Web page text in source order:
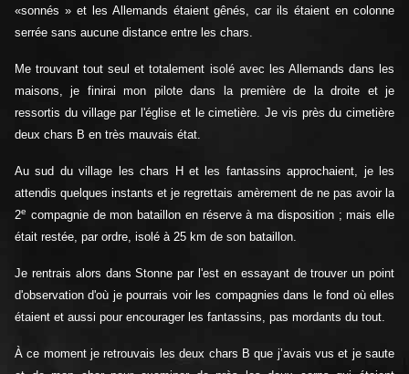
«sonnés » et les Allemands étaient gênés, car ils étaient en colonne
serrée sans aucune distance entre les chars.
Me trouvant tout seul et totalement isolé avec les Allemands dans les
maisons, je finirai mon pilote dans la première de la droite et je
ressortis du village par l'église et le cimetière. Je vis près du cimetière
deux chars B en très mauvais état.
Au sud du village les chars H et les fantassins approchaient, je les
attendis quelques instants et je regrettais amèrement de ne pas avoir la
2e compagnie de mon bataillon en réserve à ma disposition ; mais elle
était restée, par ordre, isolé à 25 km de son bataillon.
Je rentrais alors dans Stonne par l'est en essayant de trouver un point
d'observation d'où je pourrais voir les compagnies dans le fond où elles
étaient et aussi pour encourager les fantassins, pas mordants du tout.
À ce moment je retrouvais les deux chars B que j’avais vus et je saute